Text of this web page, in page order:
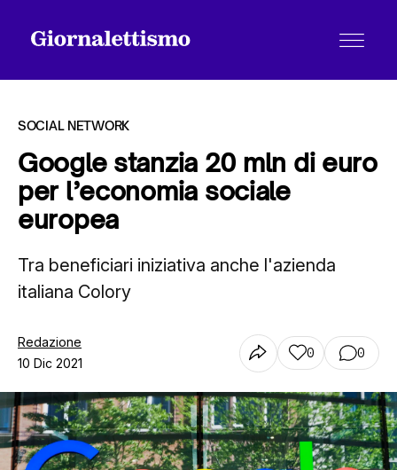
Tutti gli articoli
Chi siamo
Contatti
SOCIAL NETWORK
Google stanzia 20 mln di euro
per l’economia sociale
europea
Tra beneficiari iniziativa anche l'azienda
italiana Colory
Redazione
10 Dic 2021
0 0